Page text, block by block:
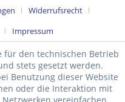
Pflichtfelder.
Widerrufsrecht
Impressum
für den technischen Betrieb
stets gesetzt werden.
Benutzung dieser Website
oder die Interaktion mit